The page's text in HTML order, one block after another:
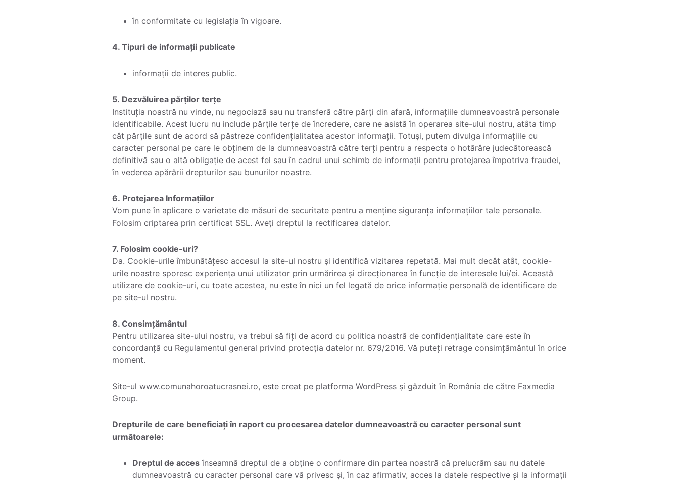
în conformitate cu legislația în vigoare.
4. Tipuri de informații publicate
informații de interes public.
5. Dezvăluirea părților terțe
Instituția noastră nu vinde, nu negociază sau nu transferă către părți din afară, informațiile dumneavoastră personale
identificabile. Acest lucru nu include părțile terțe de încredere, care ne asistă în operarea site-ului nostru, atâta timp
cât părțile sunt de acord să păstreze confidențialitatea acestor informații. Totuși, putem divulga informațiile cu
caracter personal pe care le obținem de la dumneavoastră către terți pentru a respecta o hotărâre judecătorească
definitivă sau o altă obligație de acest fel sau în cadrul unui schimb de informații pentru protejarea împotriva fraudei,
în vederea apărării drepturilor sau bunurilor noastre.
6. Protejarea Informațiilor
Vom pune în aplicare o varietate de măsuri de securitate pentru a menține siguranța informațiilor tale personale.
Folosim criptarea prin certificat SSL. Aveți dreptul la rectificarea datelor.
7. Folosim cookie-uri?
Da. Cookie-urile îmbunătățesc accesul la site-ul nostru și identifică vizitarea repetată. Mai mult decât atât, cookie-
urile noastre sporesc experiența unui utilizator prin urmărirea și direcționarea în funcție de interesele lui/ei. Această
utilizare de cookie-uri, cu toate acestea, nu este în nici un fel legată de orice informație personală de identificare de
pe site-ul nostru.
8. Consimțământul
Pentru utilizarea site-ului nostru, va trebui să fiți de acord cu politica noastră de confidențialitate care este în
concordanță cu Regulamentul general privind protecția datelor nr. 679/2016. Vă puteți retrage consimțământul în orice
moment.
Site-ul www.comunahoroatucrasnei.ro, este creat pe platforma WordPress și găzduit în România de către Faxmedia
Group.
Drepturile de care beneficiați în raport cu procesarea datelor dumneavoastră cu caracter personal sunt
următoarele:
Dreptul de acces înseamnă dreptul de a obține o confirmare din partea noastră că prelucrăm sau nu datele
dumneavoastră cu caracter personal care vă privesc și, în caz afirmativ, acces la datele respective și la informații